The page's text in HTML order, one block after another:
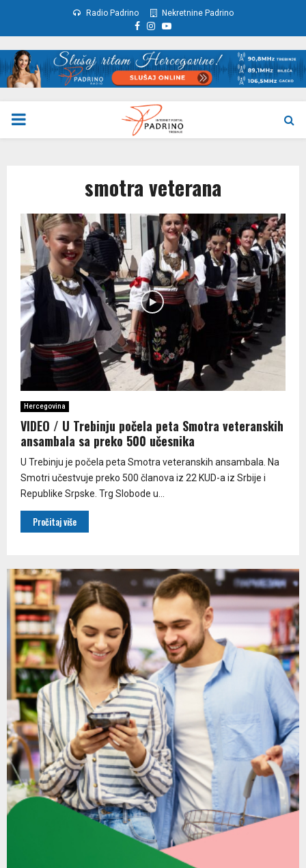
Radio Padrino Nekretnine Padrino
Facebook
Instagram
Youtube
PRIMARY
smotra veterana
Hercegovina
VIDEO / U Trebinju počela peta Smotra veteranskih
ansambala sa preko 500 učesnika
U Trebinju je počela peta Smotra veteranskih ansambala. Na
Smotri učestvuje preko 500 članova iz 22 KUD-a iz Srbije i
Republike Srpske. Trg Slobode u...
Pročitaj više